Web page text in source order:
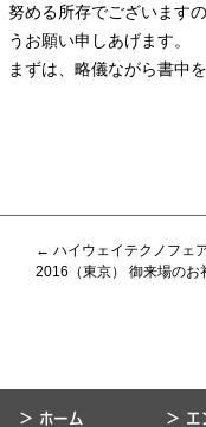
努める所存でございます
うお願い申しあげます。
まずは、略儀ながら書中
← ハイウェイテクノフェ
2016（東京） 御来場のお
> ホーム > エ